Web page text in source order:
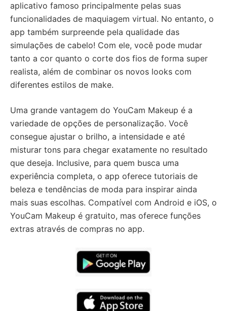
aplicativo famoso principalmente pelas suas
funcionalidades de maquiagem virtual. No entanto, o
app também surpreende pela qualidade das
simulações de cabelo! Com ele, você pode mudar
tanto a cor quanto o corte dos fios de forma super
realista, além de combinar os novos looks com
diferentes estilos de make.
Uma grande vantagem do YouCam Makeup é a
variedade de opções de personalização. Você
consegue ajustar o brilho, a intensidade e até
misturar tons para chegar exatamente no resultado
que deseja. Inclusive, para quem busca uma
experiência completa, o app oferece tutoriais de
beleza e tendências de moda para inspirar ainda
mais suas escolhas. Compatível com Android e iOS, o
YouCam Makeup é gratuito, mas oferece funções
extras através de compras no app.